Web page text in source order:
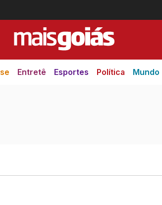
Entretê Esportes Política Mundo